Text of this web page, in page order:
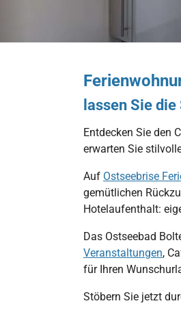
11 Villa Höger
Ferienwohnung 01 Villa Seegarten
Ostseebad Boltenhagen
Schloss Bothmer
Veranstaltungen im
lassen Sie
Entdecken Sie den
erwarten Sie
Auf Ostseebrise
gemütlichen
Hotelaufenthalt:
Das Ostseebad
Veranstaltungen,
für Ihren
Stöbern Sie jetzt